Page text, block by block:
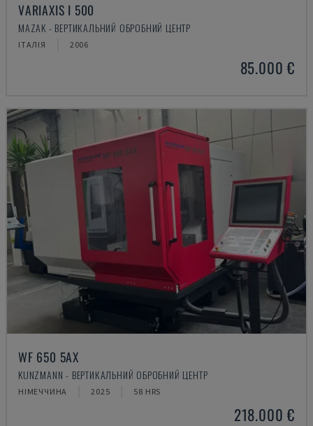
VARIAXIS I 500
MAZAK - ВЕРТИКАЛЬНИЙ ОБРОБНИЙ ЦЕНТР
ІТАЛІЯ 2006
85.000 €
WF 650 5AX
KUNZMANN - ВЕРТИКАЛЬНИЙ ОБРОБНИЙ ЦЕНТР
НІМЕЧЧИНА 2025 58 HRS
218.000 €